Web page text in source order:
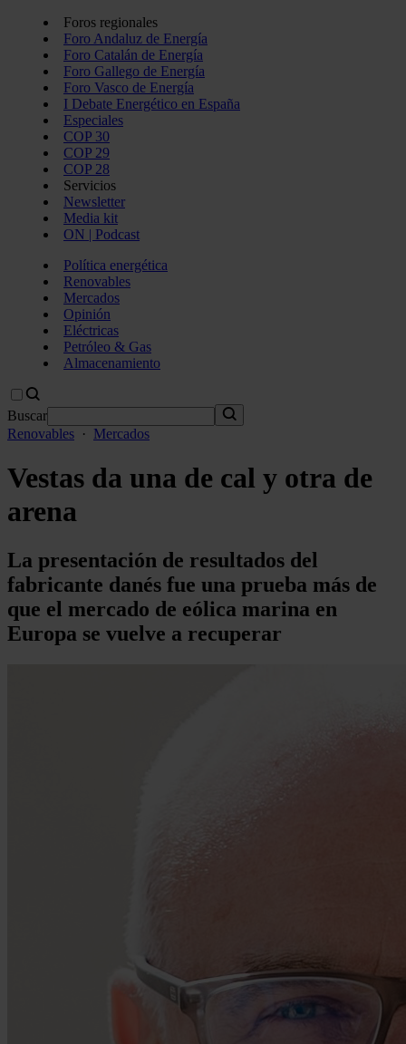
Foros regionales
Foro Andaluz de Energía
Foro Catalán de Energía
Foro Gallego de Energía
Foro Vasco de Energía
I Debate Energético en España
Especiales
COP 30
COP 29
COP 28
Servicios
Newsletter
Media kit
ON | Podcast
Política energética
Renovables
Mercados
Opinión
Eléctricas
Petróleo & Gas
Almacenamiento
Buscar
Renovables · Mercados
Vestas da una de cal y otra de
arena
La presentación de resultados del
fabricante danés fue una prueba más de
que el mercado de eólica marina en
Europa se vuelve a recuperar